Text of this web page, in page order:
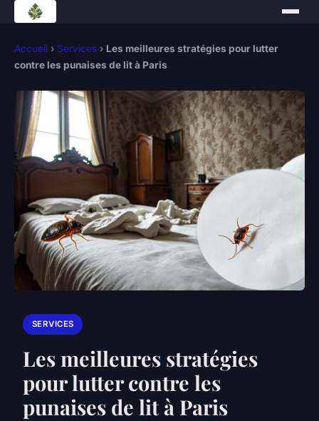
Accueil › Services › Les meilleures stratégies pour lutter
contre les punaises de lit à Paris
SERVICES
Les meilleures stratégies
pour lutter contre les
punaises de lit à Paris